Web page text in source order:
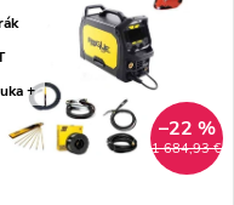
+
1 684,93 €
–22 %